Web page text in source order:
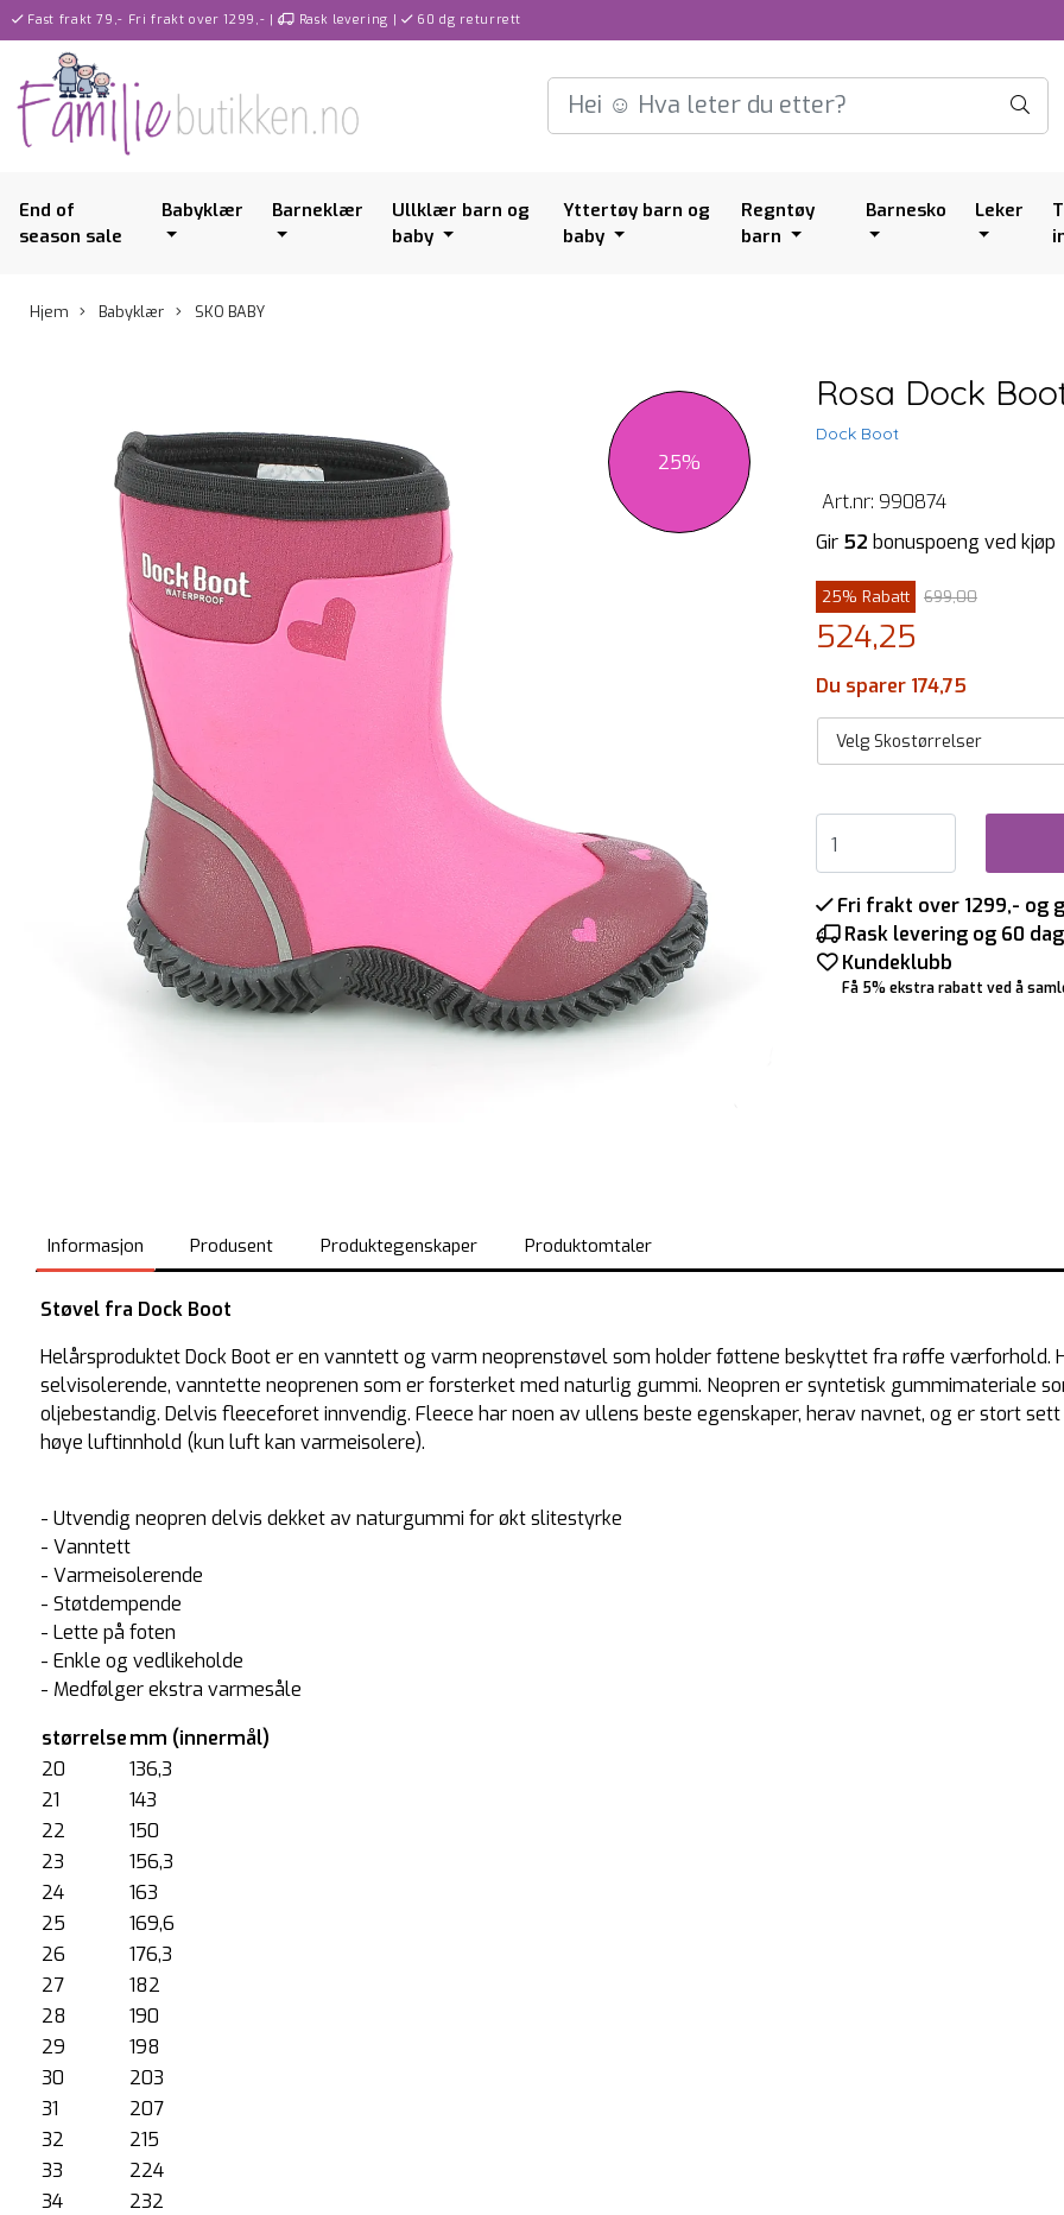
Fast frakt 79,- Fri frakt over 1299,- | Rask levering | 60 dg returrett
End of
season sale
Babyklær Barneklær
Ullklær barn og
baby
Yttertøy barn og
baby
Regntøy
barn
Barnesko Leker
Hjem Babyklær SKO BABY
25%
Rosa Dock
Dock Boot
Art.nr: 990874
Gir 52 bonuspoeng ved kjøp
25% Rabatt 699,00
524,25
Du sparer 174,75
Velg Skostørrelser
Fri frakt over 1299,- og
Rask levering og 60
Kundeklubb
Få 5% ekstra rabatt ved å
Informasjon Produsent Produktegenskaper Produktomtaler
Støvel fra Dock Boot
Helårsproduktet Dock Boot er en vanntett og varm neoprenstøvel som holder føttene beskyttet fra røffe værforhold.
selvisolerende, vanntette neoprenen som er forsterket med naturlig gummi. Neopren er syntetisk gummimateriale
oljebestandig. Delvis fleeceforet innvendig. Fleece har noen av ullens beste egenskaper, herav navnet, og er stort
høye luftinnhold (kun luft kan varmeisolere).
- Utvendig neopren delvis dekket av naturgummi for økt slitestyrke
- Vanntett
- Varmeisolerende
- Støtdempende
- Lette på foten
- Enkle og vedlikeholde
- Medfølger ekstra varmesåle
størrelsemm (innermål)
20
136,3
21
143
22
150
23
156,3
24
163
25
169,6
26
176,3
27
182
28
190
29
198
30
203
31
207
32
215
33
224
34
232